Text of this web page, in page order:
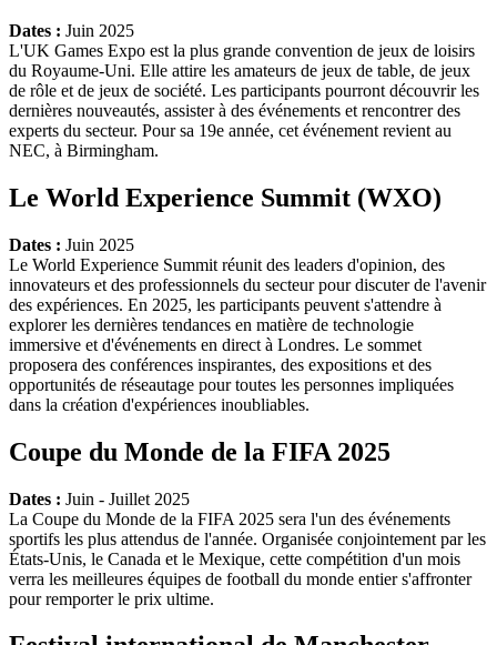
Dates : Juin 2025
L'UK Games Expo est la plus grande convention de jeux de loisirs
du Royaume-Uni. Elle attire les amateurs de jeux de table, de jeux
de rôle et de jeux de société. Les participants pourront découvrir les
dernières nouveautés, assister à des événements et rencontrer des
experts du secteur. Pour sa 19e année, cet événement revient au
NEC, à Birmingham.
Le World Experience Summit (WXO)
Dates : Juin 2025
Le World Experience Summit réunit des leaders d'opinion, des
innovateurs et des professionnels du secteur pour discuter de l'avenir
des expériences. En 2025, les participants peuvent s'attendre à
explorer les dernières tendances en matière de technologie
immersive et d'événements en direct à Londres. Le sommet
proposera des conférences inspirantes, des expositions et des
opportunités de réseautage pour toutes les personnes impliquées
dans la création d'expériences inoubliables.
Coupe du Monde de la FIFA 2025
Dates : Juin - Juillet 2025
La Coupe du Monde de la FIFA 2025 sera l'un des événements
sportifs les plus attendus de l'année. Organisée conjointement par les
États-Unis, le Canada et le Mexique, cette compétition d'un mois
verra les meilleures équipes de football du monde entier s'affronter
pour remporter le prix ultime.